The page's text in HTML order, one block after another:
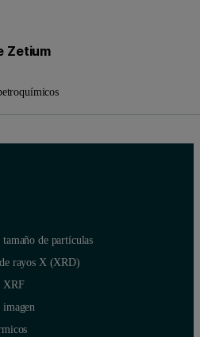
Zetium
de partículas
rayos X (XRD)
XRF
imagen